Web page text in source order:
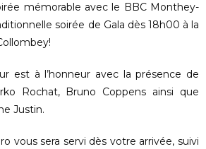
mémorable avec le BBC Monthey-
soirée de Gala dès 18h00 à la
est à l’honneur avec la présence de
Rochat, Bruno Coppens ainsi que
Justin.
vous sera servi dès votre arrivée, suivi